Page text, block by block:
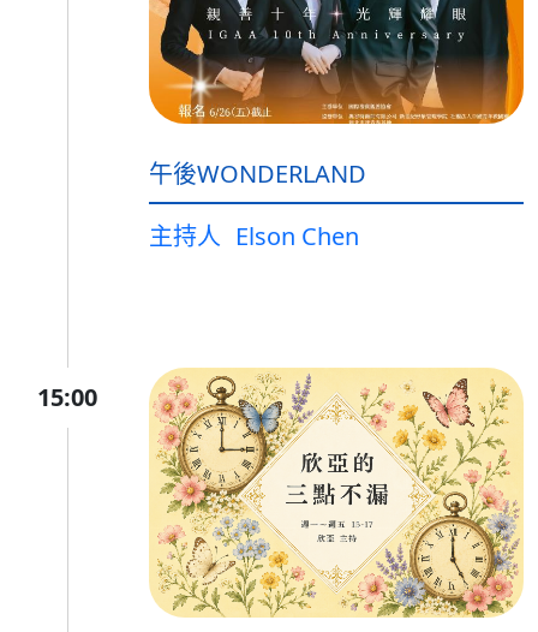
午後WONDERLAND
主持人 Elson Chen
15:00